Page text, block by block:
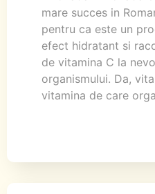
mare succes in
pentru ca este un
efect hidratant si
de vitamina C la
organismului. Da,
vitamina de care